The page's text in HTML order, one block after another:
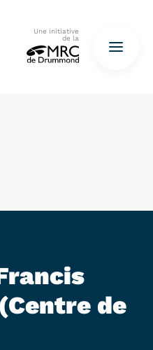
Une initiative
de la
de